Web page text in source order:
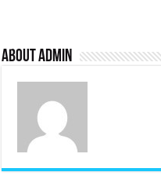
About admin